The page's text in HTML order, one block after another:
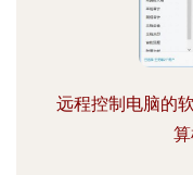
远程控制电脑的